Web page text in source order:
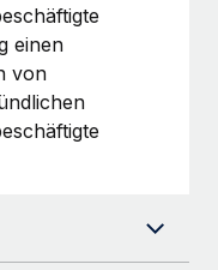
Unternehmen
im Bereich der
einen
von